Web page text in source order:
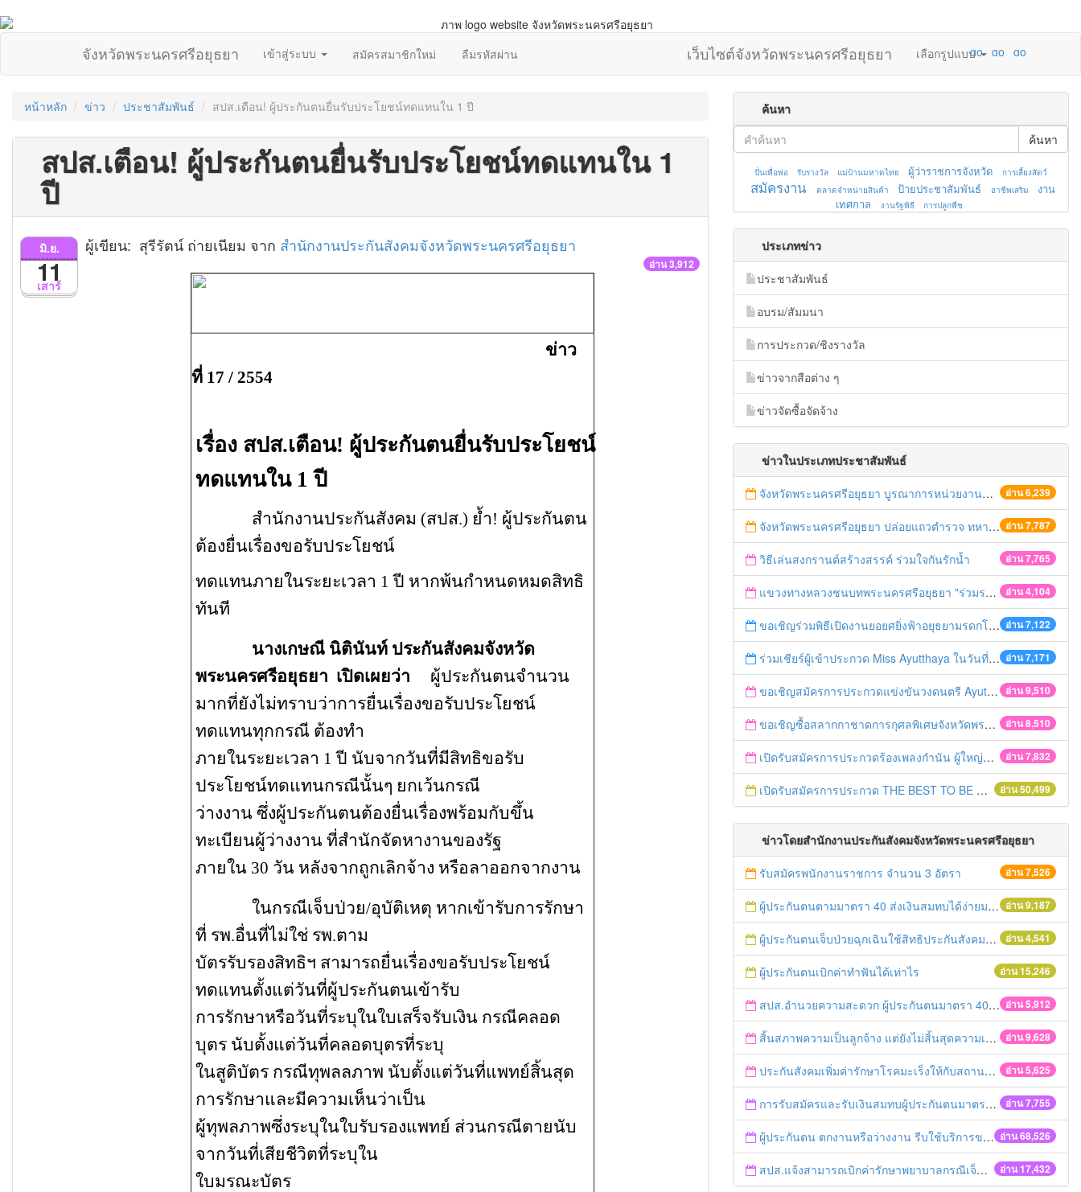
จังหวัดพระนครศรีอยุธยา เข้าสู่ระบบ สมัครสมาชิกใหม่ ลืมรหัสผ่าน เว็บไซต์จังหวัดพระนครศรีอยุธยา เลือกรูปแบบ
หน้าหลัก ข่าว ประชาสัมพันธ์ สปส.เตือน! ผู้ประกันตนยื่นรับประโยชน์ทดแทนใน 1 ปี
สปส.เตือน! ผู้ประกันตนยื่นรับประโยชน์ทดแทนใน 1
ปี
เสาร์
มิ.ย.
11
ผู้เขียน: สุรีรัตน์ ถ่ายเนียม จาก สำนักงานประกันสังคมจังหวัดพระนครศรีอยุธยา
อ่าน 3,912
ข่าว
ที่ 17 / 2554
เรื่อง สปส.เตือน! ผู้ประกันตนยื่นรับประโยชน์
ทดแทนใน 1 ปี
สำนักงานประกันสังคม (สปส.) ย้ำ! ผู้ประกันตน
ต้องยื่นเรื่องขอรับประโยชน์
ทดแทนภายในระยะเวลา 1 ปี หากพ้นกำหนดหมดสิทธิ
ทันที
นางเกษณี นิตินันท์ ประกันสังคมจังหวัด
พระนครศรีอยุธยา เปิดเผยว่า ผู้ประกันตนจำนวน
มากที่ยังไม่ทราบว่าการยื่นเรื่องขอรับประโยชน์
ทดแทนทุกกรณี ต้องทำ
ภายในระยะเวลา 1 ปี นับจากวันที่มีสิทธิขอรับ
ประโยชน์ทดแทนกรณีนั้นๆ ยกเว้นกรณี
ว่างงาน ซึ่งผู้ประกันตนต้องยื่นเรื่องพร้อมกับขึ้น
ทะเบียนผู้ว่างงาน ที่สำนักจัดหางานของรัฐ
ภายใน 30 วัน หลังจากถูกเลิกจ้าง หรือลาออกจากงาน
ในกรณีเจ็บป่วย/อุบัติเหตุ หากเข้ารับการรักษา
ที่ รพ.อื่นที่ไม่ใช่ รพ.ตาม
บัตรรับรองสิทธิฯ สามารถยื่นเรื่องขอรับประโยชน์
ทดแทนตั้งแต่วันที่ผู้ประกันตนเข้ารับ
การรักษาหรือวันที่ระบุในใบเสร็จรับเงิน กรณีคลอด
บุตร นับตั้งแต่วันที่คลอดบุตรที่ระบุ
ในสูติบัตร กรณีทุพลลภาพ นับตั้งแต่วันที่แพทย์สิ้นสุด
การรักษาและมีความเห็นว่าเป็น
ผู้ทุพลภาพซึ่งระบุในใบรับรองแพทย์ ส่วนกรณีตายนับ
จากวันที่เสียชีวิตที่ระบุใน
ใบมรณะบัตร
ค้นหา
ค้นหา
ปั่นเพื่อพ่อ รับรางวัล แม่บ้านมหาดไทย ผู้ว่าราชการจังหวัด การเลี้ยงสัตว์
สมัครงาน ตลาดจำหน่ายสินค้า ป้ายประชาสัมพันธ์ อาชีพเสริม
งาน
เทศกาล
งานรัฐพิธี การปลูกพืช
ประเภทข่าว
ประชาสัมพันธ์
อบรม/สัมมนา
การประกวด/ชิงรางวัล
ข่าวจากสือต่าง ๆ
ข่าวจัดซื้อจัดจ้าง
ข่าวในประเภทประชาสัมพันธ์
อ่าน 6,239
จังหวัดพระนครศรีอยุธยา บูรณาการหน่วยงานที่เกี่ยวข้อง ลงพื้นที่จัดระเบียบและดำเนินมาตรการตามบทลงโทษสูงสุดกับผู้ประกอบการร้านค้าที่ยังฝ่าฝืนตั้งร้านค้ารุกล้ำเขตพื้นที่ทางหลวง เตรียมความปลอดภัยก่อนเทศกาลสงกรานต์
อ่าน 7,787
จังหวัดพระนครศรีอยุธยา ปล่อยแถวตำรวจ ทหาร ฝ่ายปกครอง กว่า 100 นาย ตรวจเข้มท่ารถสาธารณะ สถานีขนส่งรถโดยสาร วินรถตู้ และสถานีรถไฟ เตรียมรับมือเทศกาลสงกรานต์
อ่าน 7,765
วิธีเล่นสงกรานต์สร้างสรรค์ ร่วมใจกันรักน้ำ
อ่าน 4,104
แขวงทางหลวงชนบทพระนครศรีอยุธยา "ร่วมรณรงค์ ขับช้า เปิดไฟหน้า คาดเข็มขัด" เทศกาลสงกรานต์ ปี 2561
อ่าน 7,122
ขอเชิญร่วมพิธีเปิดงานยอยศยิ่งฟ้าอยุธยามรดกโลก
อ่าน 7,171
ร่วมเชียร์ผู้เข้าประกวด Miss Ayutthaya ในวันที่ 15 ธันวาคม 2560
อ่าน 9,510
ขอเชิญสมัครการประกวดแข่งขันวงดนตรี Ayutthaya battle of the bands
อ่าน 8,510
ขอเชิญซื้อสลากกาชาดการกุศลพิเศษจังหวัดพระนครศรีอยุธยา 2560
อ่าน 7,832
เปิดรับสมัครการประกวดร้องเพลงกำนัน ผู้ใหญ่บ้าน ฯลฯ
อ่าน 50,499
เปิดรับสมัครการประกวด THE BEST TO BE NUMBER ONE
ข่าวโดยสำนักงานประกันสังคมจังหวัดพระนครศรีอยุธยา
อ่าน 7,526
รับสมัครพนักงานราชการ จำนวน 3 อัตรา
อ่าน 9,187
ผู้ประกันตนตามมาตรา 40 ส่งเงินสมทบได้ง่ายมาก
อ่าน 4,541
ผู้ประกันตนเจ็บป่วยฉุกเฉินใช้สิทธิประกันสังคมได้ทุกที่ทุกเวลา
อ่าน 15,246
ผู้ประกันตนเบิกค่าทำฟันได้เท่าไร
อ่าน 5,912
สปส.อำนวยความสะดวก ผู้ประกันตนมาตรา 40 ชำระเงินสมทบผ่านเคาเตอร์เซอร์วิส
อ่าน 9,628
สิ้นสภาพความเป็นลูกจ้าง แต่ยังไม่สิ้นสุดความเป็นผู้ประกันตน
อ่าน 5,625
ประกันสังคมเพิ่มค่ารักษาโรคมะเร็งให้กับสถานพยาบาล
อ่าน 7,755
การรับสมัครและรับเงินสมทบผู้ประกันตนมาตรา 40
อ่าน 68,526
ผู้ประกันตน ตกงานหรือว่างงาน รีบใช้บริการของสำนักงานประกันสังคม
อ่าน 17,432
สปส.แจ้งสามารถเบิกค่ารักษาพยาบาลกรณีเจ็บป่วยฉุกเฉินคืนได้ 2 ช่องทาง ทั้งประกันชีวิตและสิทธิประกันสังคม